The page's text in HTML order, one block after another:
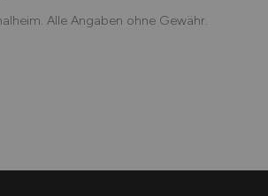
Alle Angaben ohne Gewähr.